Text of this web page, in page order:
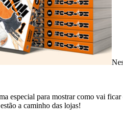
especial para mostrar como vai
a caminho das lojas!